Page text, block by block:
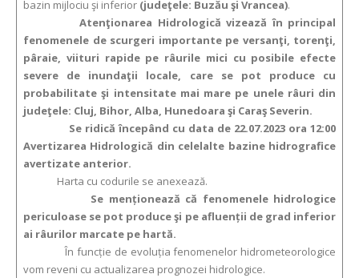
bazin mijlociu şi inferior (judeţele: Buzău şi Vrancea).
Atenţionarea Hidrologică vizează în principal
fenomenele de scurgeri importante pe versanţi, torenţi,
pâraie, viituri rapide pe râurile mici cu posibile efecte
severe de inundaţii locale, care se pot produce cu
probabilitate şi intensitate mai mare pe unele râuri din
judeţele: Cluj, Bihor, Alba, Hunedoara şi Caraş Severin.
Se ridică începând cu data de 22.07.2023 ora 12:00
Avertizarea Hidrologică din celelalte bazine hidrografice
avertizate anterior.
Harta cu codurile se anexează.
Se menționează că fenomenele hidrologice
periculoase se pot produce şi pe afluenții de grad inferior
ai râurilor marcate pe hartă.
În funcție de evoluția fenomenelor hidrometeorologice
vom reveni cu actualizarea prognozei hidrologice.